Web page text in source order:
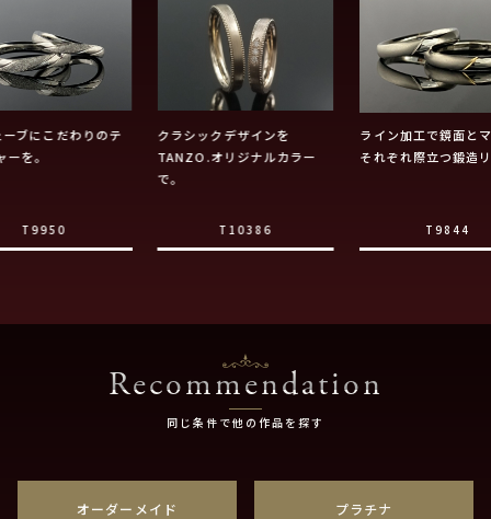
ブにこだわりのテ
ーを。
T9950
クラシックデザインを
TANZO.オリジナルカラー
で。
T10386
ライン加工で鏡面と
それぞれ際立つ鍛造
T9844
Recommendation
同じ条件で他の作品を探す
オーダーメイド プラチナ